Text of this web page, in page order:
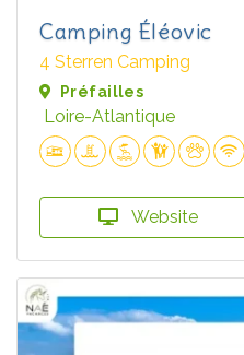
Camping Éléovic
4 Sterren Camping
Préfailles
Loire-Atlantique
Website